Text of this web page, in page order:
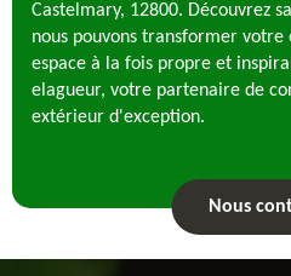
Castelmary, 12800. Découvrez
nous pouvons transformer
espace à la fois propre et
elagueur, votre partenaire de
extérieur d'exception.
Nous